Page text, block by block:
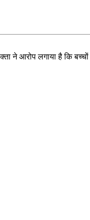
ने आरोप लगाया है कि